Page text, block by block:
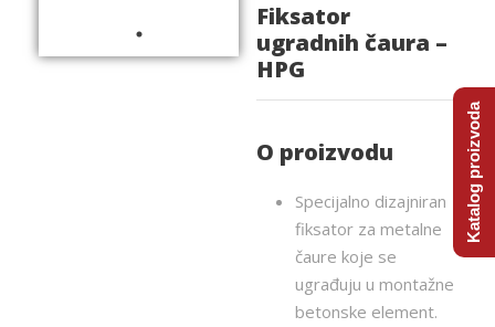
Fiksator
ugradnih čaura –
HPG
O proizvodu
Specijalno dizajniran
fiksator za metalne
čaure koje se
ugrađuju u montažne
betonske element.
Katalog proizvoda